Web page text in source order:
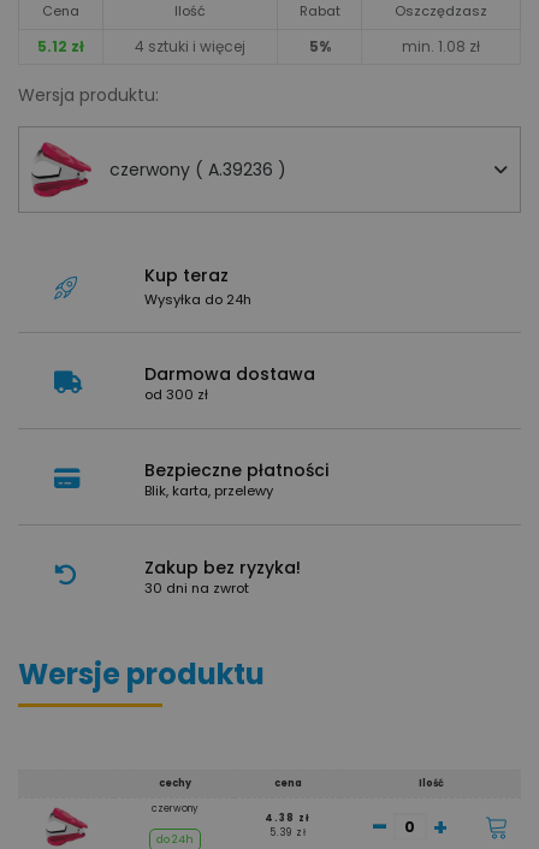
Cena Ilość Rabat Oszczędzasz
5.12 zł 4 sztuki i więcej 5% min. 1.08 zł
Wersja produktu:
czerwony ( A.39236 )
Kup teraz
Wysyłka do 24h
Darmowa dostawa
od 300 zł
Bezpieczne płatności
Blik, karta, przelewy
Zakup bez ryzyka!
30 dni na zwrot
Wersje produktu
cechy cena
Ilość
czerwony
do 24h
4.38 zł
5.39 zł
- +